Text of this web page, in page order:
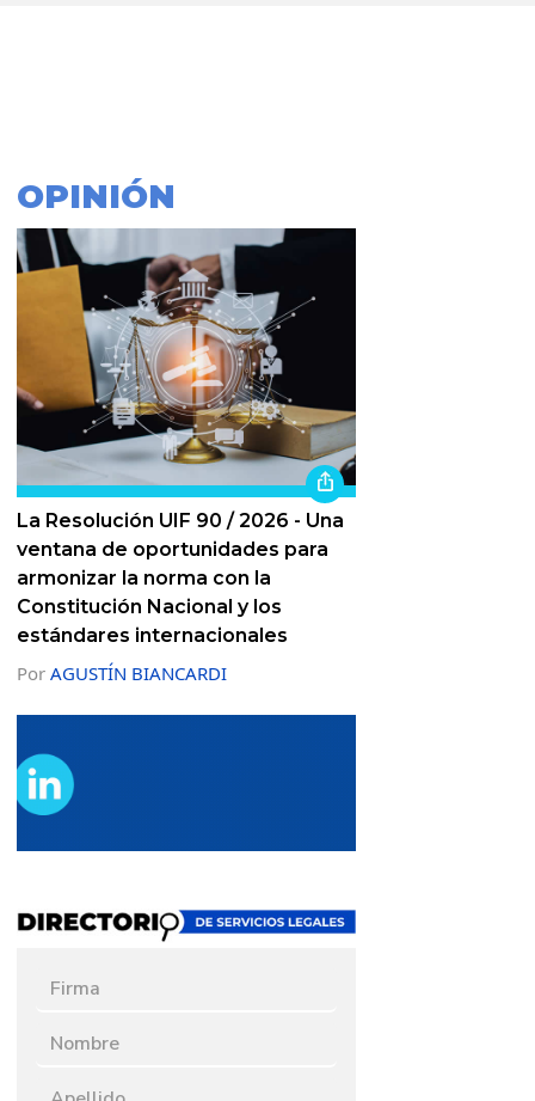
OPINIÓN
La Resolución UIF 90 / 2026 - Una
ventana de oportunidades para
armonizar la norma con la
Constitución Nacional y los
estándares internacionales
Por AGUSTÍN BIANCARDI